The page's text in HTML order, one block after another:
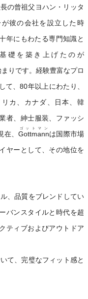
の曾祖父ヨハン・リッタ
彼の会社を設立した時
年にもわたる専門知識と
礎を築き上げたのが
りです。経験豊富なプロ
て、80年以上にわたり、
リカ、カナダ、日本、韓
者、紳士服装、ファッシ
、 Gottmann
ゴットマン
は国際市場
ヤーとして、その地位を
、品質をブレンドしてい
バンスタイルと時代を超
ティブおよびアウトドア
て、完璧なフィット感と